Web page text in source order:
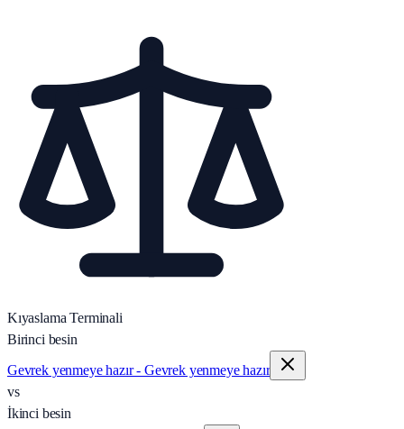
Kıyaslama Terminali
Birinci besin
Gevrek yenmeye hazır - Gevrek yenmeye hazır
vs
İkinci besin